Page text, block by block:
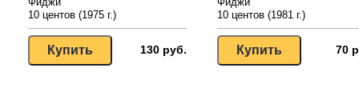
10 центов (1975 г.)
130 руб.
10 центов (1981 г.)
70